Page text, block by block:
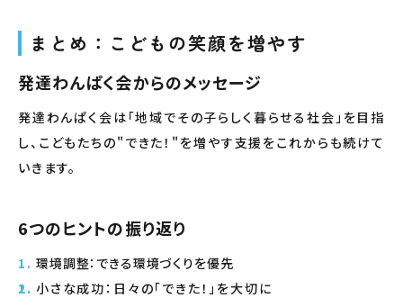
まとめ：こどもの笑顔を増やす
発達わんぱく会からのメッセージ
発達わんぱく会は「地域でその子らしく暮らせる社会」を目指
し、こどもたちの"できた！"を増やす支援をこれからも続けて
いきます。
6つのヒントの振り返り
環境調整：できる環境づくりを優先
小さな成功：日々の「できた！」を大切に